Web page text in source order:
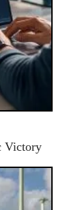
Victory